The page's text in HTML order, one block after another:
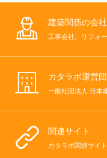
建築関係の会
工事会社、リフォ
カタラボ運営
一般社団法人 日本
関連サイト
カタラボ関連サイ